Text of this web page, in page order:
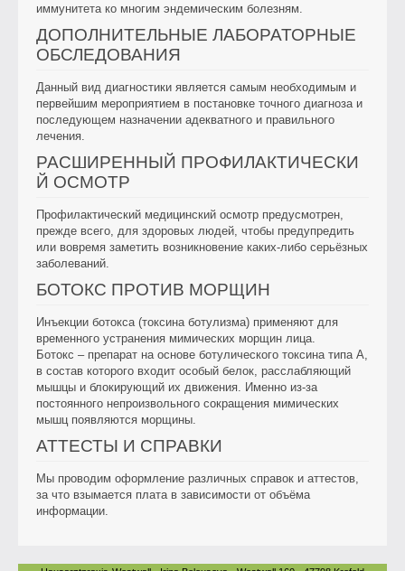
иммунитета ко многим эндемическим болезням.
ДОПОЛНИТЕЛЬНЫЕ ЛАБОРАТОРНЫЕ
ОБСЛЕДОВАНИЯ
Данный вид диагностики является самым необходимым и
первейшим мероприятием в постановке точного диагноза и
последующем назначении адекватного и правильного
лечения.
РАСШИРЕННЫЙ ПРОФИЛАКТИЧЕСКИ
Й ОСМОТР
Профилактический медицинский осмотр предусмотрен,
прежде всего, для здоровых людей, чтобы предупредить
или вовремя заметить возникновение каких-либо серьёзных
заболеваний.
БОТОКС ПРОТИВ МОРЩИН
Инъекции ботокса (токсина ботулизма) применяют для
временного устранения мимических морщин лица.
Ботокс – препарат на основе ботулического токсина типа А,
в состав которого входит особый белок, расслабляющий
мышцы и блокирующий их движения. Именно из-за
постоянного непроизвольного сокращения мимических
мышц появляются морщины.
АТТЕСТЫ И СПРАВКИ
Мы проводим оформление различных справок и аттестов,
за что взымается плата в зависимости от объёма
информации.